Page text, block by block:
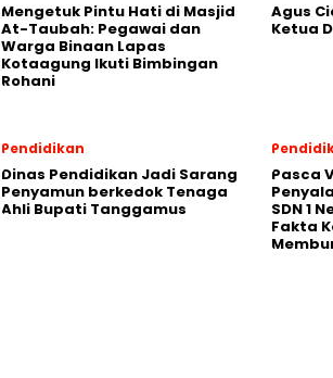
Mengetuk Pintu Hati di Masjid
At-Taubah: Pegawai dan
Warga Binaan Lapas
Kotaagung Ikuti Bimbingan
Rohani
Agus
Ketua
Pendidikan
Dinas Pendidikan Jadi Sarang
Penyamun berkedok Tenaga
Ahli Bupati Tanggamus
Pasca
SDN 1
Fakta